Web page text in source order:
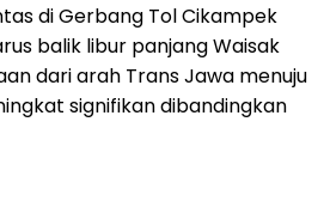
di Gerbang Tol Cikampek
balik libur panjang Waisak
dari arah Trans Jawa menuju
signifikan dibandingkan